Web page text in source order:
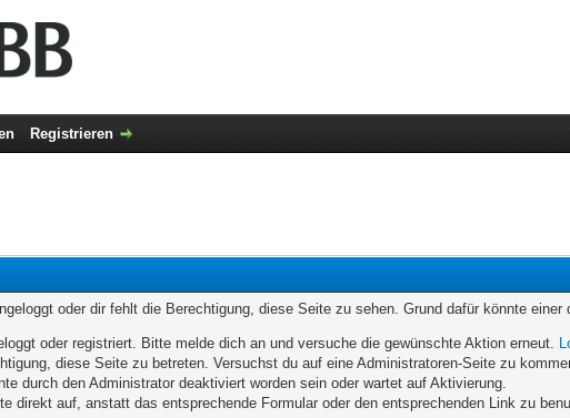
Registrieren
oder dir fehlt die Berechtigung, diese Seite zu sehen. Grund dafür könnte einer
oder registriert. Bitte melde dich an und versuche die gewünschte Aktion erneut.
diese Seite zu betreten. Versuchst du auf eine Administratoren-Seite zu
durch den Administrator deaktiviert worden sein oder wartet auf Aktivierung.
direkt auf, anstatt das entsprechende Formular oder den entsprechenden Link zu